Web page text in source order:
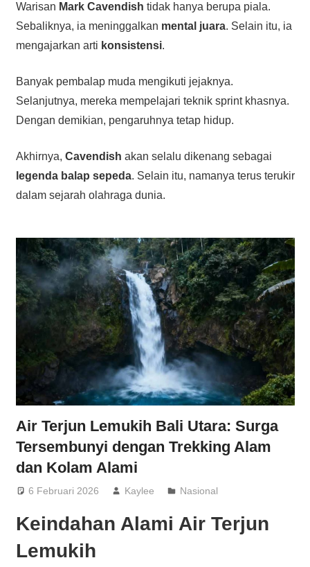
Warisan Mark Cavendish tidak hanya berupa piala.
Sebaliknya, ia meninggalkan mental juara. Selain itu, ia
mengajarkan arti konsistensi.
Banyak pembalap muda mengikuti jejaknya.
Selanjutnya, mereka mempelajari teknik sprint khasnya.
Dengan demikian, pengaruhnya tetap hidup.
Akhirnya, Cavendish akan selalu dikenang sebagai
legenda balap sepeda. Selain itu, namanya terus terukir
dalam sejarah olahraga dunia.
Air Terjun Lemukih Bali Utara: Surga
Tersembunyi dengan Trekking Alam
dan Kolam Alami
6 Februari 2026 Kaylee Nasional
Keindahan Alami Air Terjun
Lemukih